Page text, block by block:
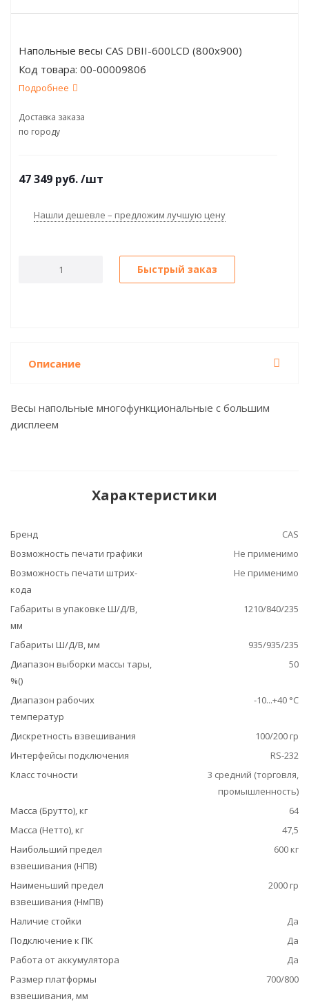
Напольные весы CAS DBII-600LCD (800x900)
Код товара: 00-00009806
Подробнее
Доставка заказа
по городу
47 349 руб./шт
Нашли дешевле – предложим лучшую цену
Быстрый заказ
Описание
Весы напольные многофункциональные с большим
дисплеем
Характеристики
Бренд
CAS
Возможность печати графики
Не применимо
Возможность печати штрих-
кода
Не применимо
Габариты в упаковке Ш/Д/В,
мм
1210/840/235
Габариты Ш/Д/В, мм
935/935/235
Диапазон выборки массы тары,
%()
50
Диапазон рабочих
температур
-10...+40 °С
Дискретность взвешивания
100/200 гр
Интерфейсы подключения
RS-232
Класс точности
3 средний (торговля,
промышленность)
Масса (Брутто), кг
64
Масса (Нетто), кг
47,5
Наибольший предел
взвешивания (НПВ)
600 кг
Наименьший предел
взвешивания (НмПВ)
2000 гр
Наличие стойки
Да
Подключение к ПК
Да
Работа от аккумулятора
Да
Размер платформы
взвешивания, мм
700/800